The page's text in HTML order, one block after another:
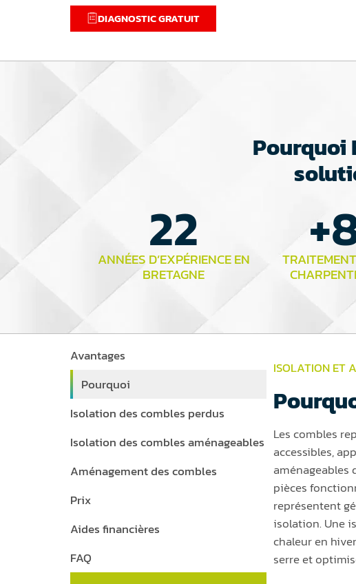
DIAGNOSTIC GRATUIT
Pourquoi
ANNÉES D’EXPÉRIENCE EN
BRETAGNE
22 +
Avantages
Pourquoi
Isolation des combles perdus
Isolation des combles aménageables
Aménagement des combles
Prix
Aides financières
FAQ
ISOLATION ET
Les combles
accessibles,
aménageables
pièces
représentent
isolation. Une
chaleur en
serre et